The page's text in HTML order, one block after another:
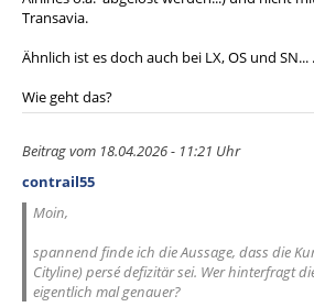
Transavia.
Ähnlich ist es doch auch bei LX, OS und SN... .
Wie geht das?
Beitrag vom 18.04.2026 - 11:21 Uhr
contrail55
Moin,
spannend finde ich die Aussage, dass die
Cityline) persé defizitär sei. Wer hinterfragt
eigentlich mal genauer?